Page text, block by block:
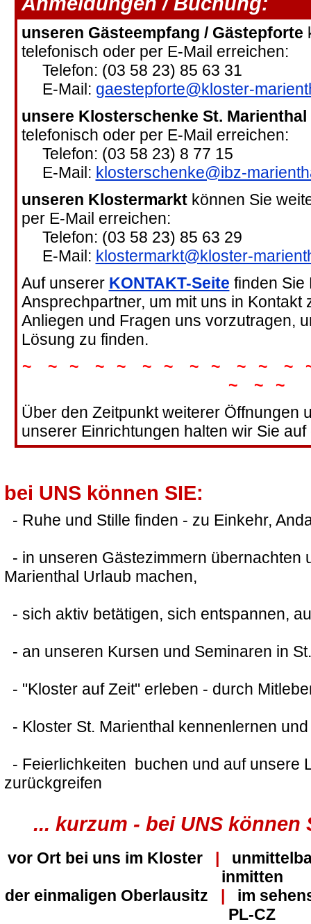
unseren Gästeempfang / Gästepforte
telefonisch oder per E-Mail erreichen:
Telefon: (03 58 23) 85 63 31
E-Mail: gaestepforte@kloster-
unsere Klosterschenke St. Marienthal
telefonisch oder per E-Mail erreichen:
Telefon: (03 58 23) 8 77 15
E-Mail: klosterschenke@ibz-
unseren Klostermarktkönnen Sie
per E-Mail erreichen:
Telefon: (03 58 23) 85 63 29
E-Mail: klostermarkt@kloster-
Auf unserer KONTAKT-Seite finden Sie
Ansprechpartner, um mit uns in Kontakt
Anliegen und Fragen uns vorzutragen,
Lösung zu finden.
~ ~ ~ ~ ~ ~ ~ ~ ~ ~ ~ ~
~ ~ ~
Über den Zeitpunkt weiterer Öffnungen
unserer Einrichtungen halten wir Sie
bei UNS können SIE:
- Ruhe und Stille finden - zu Einkehr,
- in unseren Gästezimmern übernachten
Marienthal Urlaub machen,
- sich aktiv betätigen, sich entspannen,
- an unseren Kursen und Seminaren in
- "Kloster auf Zeit" erleben - durch
- Kloster St. Marienthal kennenlernen
- Feierlichkeiten buchen und auf unsere
zurückgreifen
... kurzum - bei UNS können
vor Ort bei uns im Kloster |
inmitten
der einmaligen Oberlausitz | im
PL-CZ